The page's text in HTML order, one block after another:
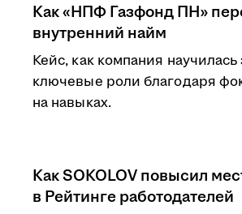
Как «НПФ Газфонд ПН»
внутренний найм
Кейс, как компания
ключевые роли благодаря
на навыках.
Как SOKOLOV повысил
в Рейтинге работодателей